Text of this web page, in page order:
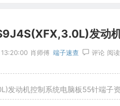
发动
13:20:00 肖师傅 端子速查 评论 阅
动机控制系统电脑板55针端子资